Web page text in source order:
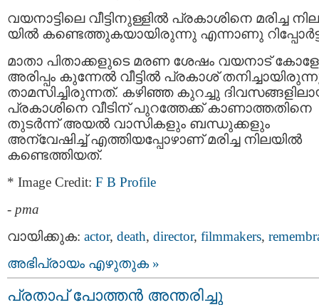
വയനാട്ടിലെ വീട്ടിനുള്ളില്‍ പ്രകാശിനെ മരിച്ച നില
യില്‍ കണ്ടെത്തുകയായിരുന്നു എന്നാണു
മാതാ പിതാക്കളുടെ മരണ ശേഷം വയനാട്
അരിപ്പം കുന്നേല്‍ വീട്ടില്‍ പ്രകാശ്
താമസിച്ചിരുന്നത്. കഴിഞ്ഞ കുറച്ചു
പ്രകാശിനെ വീടിന് പുറത്തേക്ക് കാണാത്തതിനെ
തുടര്‍ന്ന് അയല്‍ വാസികളും ബന്ധുക്കളും
അന്വേഷിച്ച് എത്തിയപ്പോഴാണ് മരിച്ച നിലയില്‍
കണ്ടെത്തിയത്.
* Image Credit: F B Profile
- pma
വായിക്കുക: actor, death, director, filmmakers,
അഭിപ്രായം എഴുതുക »
പ്രതാപ് പോത്തന്‍ അന്തരിച്ചു